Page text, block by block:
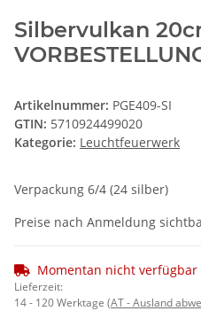
Silbervulkan
Artikelnummer: PGE409-SI
GTIN: 5710924499020
Kategorie: Leuchtfeuerwerk
Verpackung 6/4 (24 silber)
Preise nach Anmeldung
Momentan nicht verfügbar
Lieferzeit:
14 - 120 Werktage (AT - Ausland